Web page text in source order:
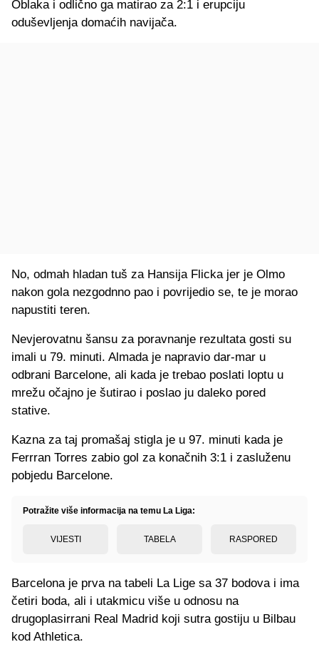
Oblaka i odlično ga matirao za 2:1 i erupciju
oduševljenja domaćih navijača.
No, odmah hladan tuš za Hansija Flicka jer je Olmo
nakon gola nezgodnno pao i povrijedio se, te je morao
napustiti teren.
Nevjerovatnu šansu za poravnanje rezultata gosti su
imali u 79. minuti. Almada je napravio dar-mar u
odbrani Barcelone, ali kada je trebao poslati loptu u
mrežu očajno je šutirao i poslao ju daleko pored
stative.
Kazna za taj promašaj stigla je u 97. minuti kada je
Ferrran Torres zabio gol za konačnih 3:1 i zasluženu
pobjedu Barcelone.
Potražite više informacija na temu La Liga:
VIJESTI TABELA RASPORED
Barcelona je prva na tabeli La Lige sa 37 bodova i ima
četiri boda, ali i utakmicu više u odnosu na
drugoplasirrani Real Madrid koji sutra gostiju u Bilbau
kod Athletica.